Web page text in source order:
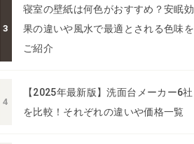
寝室の壁紙は何色がおすすめ？安眠効
果の違いや風水で最適とされる色味を
ご紹介
【2025年最新版】洗面台メーカー6社
を比較！それぞれの違いや価格一覧